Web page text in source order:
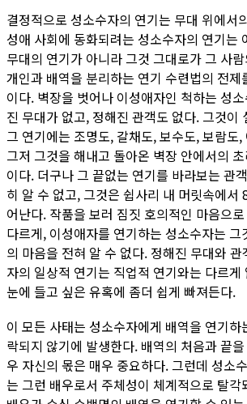
결정적으로 성소수자의 연기는 무대 위에서
성애 사회에 동화되려는 성소수자의 연기는
무대의 연기가 아니라 그것 그대로가 그 사
개인과 배역을 분리하는 연기 수련법의 전
이다. 벽장을 벗어나 이성애자인 척하는 성
진 무대가 없고, 정해진 관객도 없다. 그것이
그 연기에는 조명도, 갈채도, 보수도, 보람도
그저 그것을 해내고 돌아온 벽장 안에서의
이다. 더구나 그 끝없는 연기를 바라보는 관
히 알 수 없고, 그것은 쉽사리 내 머릿속에서
어난다. 작품을 보러 짐짓 호의적인 마음으
다르게, 이성애자를 연기하는 성소수자는 그
의 마음을 전혀 알 수 없다. 정해진 무대와
자의 일상적 연기는 직업적 연기와는 다르게
눈에 들고 싶은 유혹에 좀더 쉽게 빠져든다.
이 모든 사태는 성소수자에게 배역을 연기하
락되지 않기에 발생한다. 배역의 처음과 끝
우 자신의 몫은 매우 중요하다. 그런데 성소
는 그런 배우로서 주체성이 체계적으로 탈각